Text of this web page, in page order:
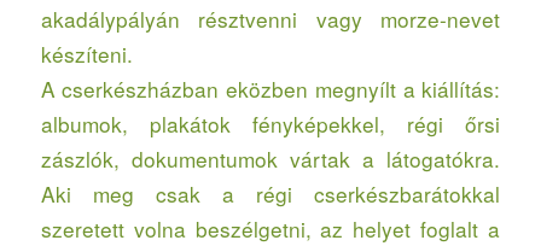
akadálypályán résztvenni vagy morze-nevet
készíteni.
A cserkészházban eközben megnyílt a kiállítás:
albumok, plakátok fényképekkel, régi őrsi
zászlók, dokumentumok vártak a látogatókra.
Aki meg csak a régi cserkészbarátokkal
szeretett volna beszélgetni, az helyet foglalt a